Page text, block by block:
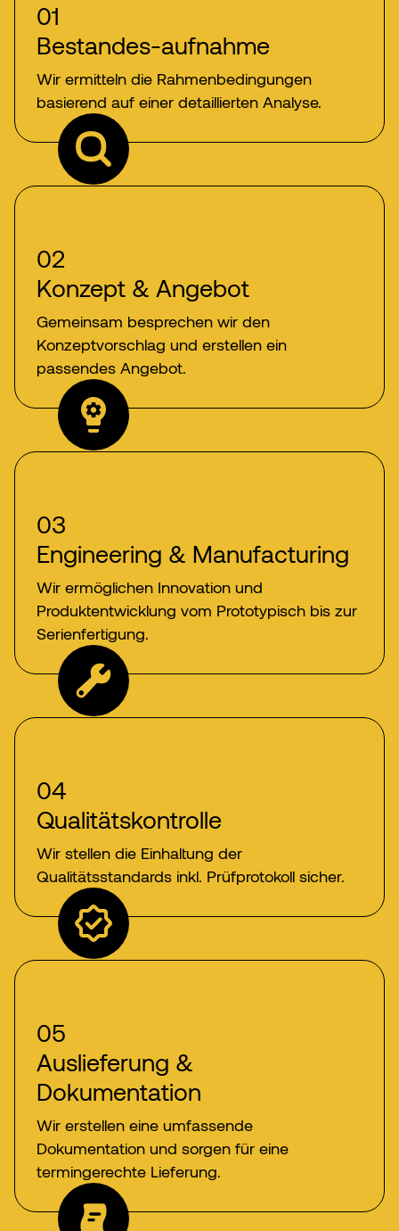
01
Bestandes-aufnahme
Wir ermitteln die Rahmenbedingungen
basierend auf einer detaillierten Analyse.
02
Konzept & Angebot
Gemeinsam besprechen wir den
Konzeptvorschlag und erstellen ein
passendes Angebot.
03
Engineering & Manufacturing
Wir ermöglichen Innovation und
Produktentwicklung vom Prototypisch bis zur
Serienfertigung.
04
Qualitätskontrolle
Wir stellen die Einhaltung der
Qualitätsstandards inkl. Prüfprotokoll sicher.
05
Auslieferung &
Dokumentation
Wir erstellen eine umfassende
Dokumentation und sorgen für eine
termingerechte Lieferung.
Manufacturing